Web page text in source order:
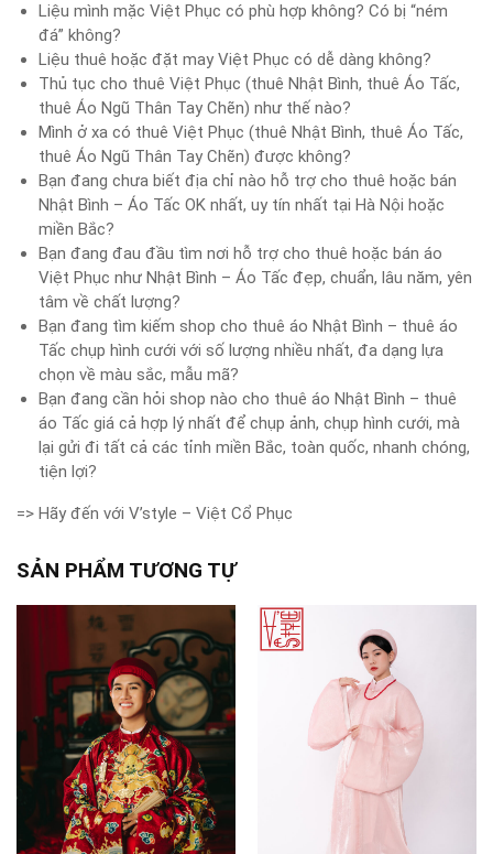
Liệu mình mặc Việt Phục có phù hợp không? Có bị “ném
đá” không?
Liệu thuê hoặc đặt may Việt Phục có dễ dàng không?
Thủ tục cho thuê Việt Phục (thuê Nhật Bình, thuê Áo Tấc,
thuê Áo Ngũ Thân Tay Chẽn) như thế nào?
Mình ở xa có thuê Việt Phục (thuê Nhật Bình, thuê Áo Tấc,
thuê Áo Ngũ Thân Tay Chẽn) được không?
Bạn đang chưa biết địa chỉ nào hỗ trợ cho thuê hoặc bán
Nhật Bình – Áo Tấc OK nhất, uy tín nhất tại Hà Nội hoặc
miền Bắc?
Bạn đang đau đầu tìm nơi hỗ trợ cho thuê hoặc bán áo
Việt Phục như Nhật Bình – Áo Tấc đẹp, chuẩn, lâu năm, yên
tâm về chất lượng?
Bạn đang tìm kiếm shop cho thuê áo Nhật Bình – thuê áo
Tấc chụp hình cưới với số lượng nhiều nhất, đa dạng lựa
chọn về màu sắc, mẫu mã?
Bạn đang cần hỏi shop nào cho thuê áo Nhật Bình – thuê
áo Tấc giá cả hợp lý nhất để chụp ảnh, chụp hình cưới, mà
lại gửi đi tất cả các tỉnh miền Bắc, toàn quốc, nhanh chóng,
tiện lợi?
=> Hãy đến với V’style – Việt Cổ Phục
SẢN PHẨM TƯƠNG TỰ